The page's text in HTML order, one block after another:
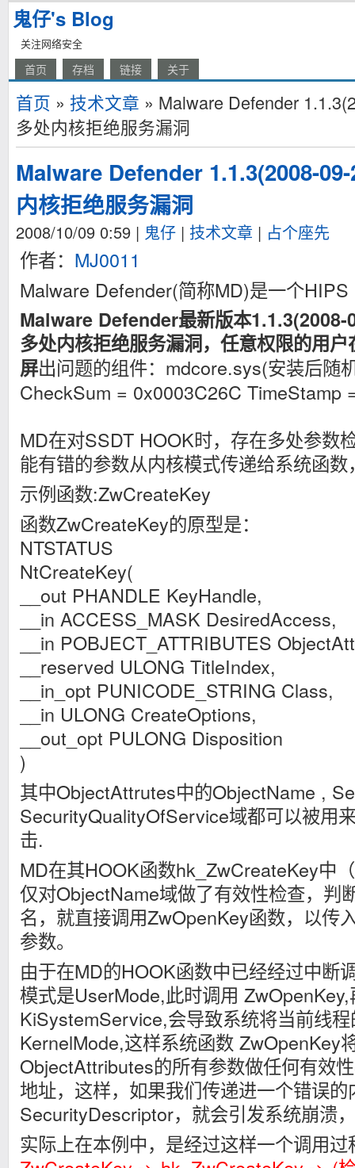
鬼仔's Blog
关注网络安全
首页 存档 链接 关于
首页 » 技术文章 » Malware Defender
多处内核拒绝服务漏洞
Malware Defender 1.1.3(2008-
内核拒绝服务漏洞
2008/10/09 0:59 | 鬼仔 | 技术文章 | 占个座先
作者： MJ0011
Malware Defender(简称MD)是一个
Malware Defender最新版本1.1.3(2008-
多处内核拒绝服务漏洞，任意权限的用
屏出问题的组件：mdcore.sys(安装后随
CheckSum = 0x0003C26C TimeStamp
MD在对SSDT HOOK时，存在多处参数
能有错的参数从内核模式传递给系统函
示例函数:ZwCreateKey
函数ZwCreateKey的原型是：
NTSTATUS
NtCreateKey(
__out PHANDLE KeyHandle,
__in ACCESS_MASK DesiredAccess,
__in POBJECT_ATTRIBUTES
__reserved ULONG TitleIndex,
__in_opt PUNICODE_STRING Class,
__in ULONG CreateOptions,
__out_opt PULONG Disposition
)
其中ObjectAttrutes中的ObjectName ,
SecurityQualityOfService域都可以被用
击.
MD在其HOOK函数hk_ZwCreateKey中
仅对ObjectName域做了有效性检查，判
名，就直接调用ZwOpenKey函数，以传
参数。
由于在MD的HOOK函数中已经经过中断
模式是UserMode,此时调用
KiSystemService,会导致系统将当前线
KernelMode,这样系统函数 ZwOpenKey
ObjectAttributes的所有参数做任何有效
地址，这样，如果我们传递进一个错误
SecurityDescriptor，就会引发系统崩溃
实际上在本例中，是经过这样一个调用